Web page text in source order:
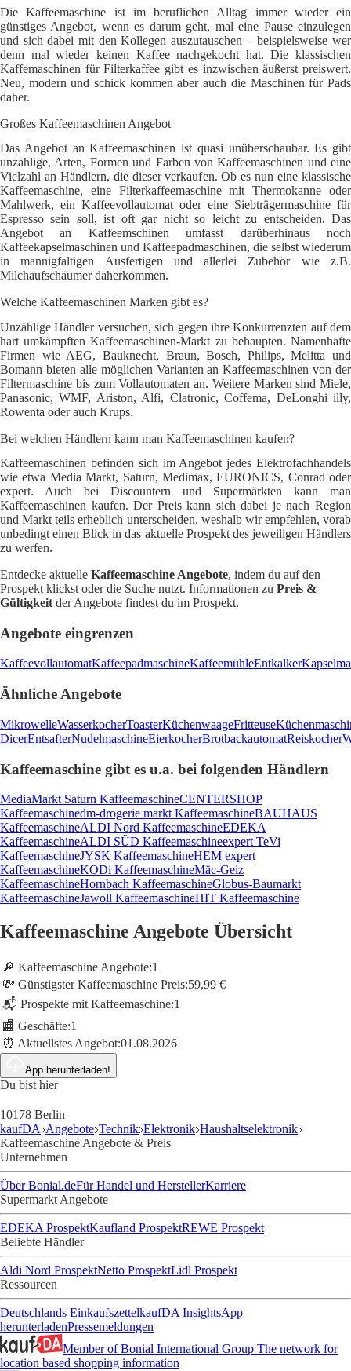
Die Kaffeemaschine ist im beruflichen Alltag immer wieder ein
günstiges Angebot, wenn es darum geht, mal eine Pause einzulegen
und sich dabei mit den Kollegen auszutauschen – beispielsweise wer
denn mal wieder keinen Kaffee nachgekocht hat. Die klassischen
Kaffemaschinen für Filterkaffee gibt es inzwischen äußerst preiswert.
Neu, modern und schick kommen aber auch die Maschinen für Pads
daher.
Großes Kaffeemaschinen Angebot
Das Angebot an Kaffeemaschinen ist quasi unüberschaubar. Es gibt
unzählige, Arten, Formen und Farben von Kaffeemaschinen und eine
Vielzahl an Händlern, die dieser verkaufen. Ob es nun eine klassische
Kaffeemaschine, eine Filterkaffeemaschine mit Thermokanne oder
Mahlwerk, ein Kaffeevollautomat oder eine Siebträgermaschine für
Espresso sein soll, ist oft gar nicht so leicht zu entscheiden. Das
Angebot an Kaffeemschinen umfasst darüberhinaus noch
Kaffeekapselmaschinen und Kaffeepadmaschinen, die selbst wiederum
in mannigfaltigen Ausfertigen und allerlei Zubehör wie z.B.
Milchaufschäumer daherkommen.
Welche Kaffeemaschinen Marken gibt es?
Unzählige Händler versuchen, sich gegen ihre Konkurrenzten auf dem
hart umkämpften Kaffeemaschinen-Markt zu behaupten. Namenhafte
Firmen wie AEG, Bauknecht, Braun, Bosch, Philips, Melitta und
Bomann bieten alle möglichen Varianten an Kaffeemaschinen von der
Filtermaschine bis zum Vollautomaten an. Weitere Marken sind Miele,
Panasonic, WMF, Ariston, Alfi, Clatronic, Coffema, DeLonghi illy,
Rowenta oder auch Krups.
Bei welchen Händlern kann man Kaffeemaschinen kaufen?
Kaffeemaschinen befinden sich im Angebot jedes Elektrofachhandels
wie etwa Media Markt, Saturn, Medimax, EURONICS, Conrad oder
expert. Auch bei Discountern und Supermärkten kann man
Kaffeemaschinen kaufen. Der Preis kann sich dabei je nach Region
und Markt teils erheblich unterscheiden, weshalb wir empfehlen, vorab
unbedingt einen Blick in das aktuelle Prospekt des jeweiligen Händlers
zu werfen.
Entdecke aktuelle Kaffeemaschine Angebote, indem du auf den
Prospekt klickst oder die Suche nutzt. Informationen zu Preis &
Gültigkeit der Angebote findest du im Prospekt.
Angebote eingrenzen
KaffeevollautomatKaffeepadmaschineKaffeemühleEntkalker
Ähnliche Angebote
MikrowelleWasserkocherToasterKüchenwaageFritteuse
DicerEntsafterNudelmaschineEierkocherBrotbackautomatReiskocher
Kaffeemaschine gibt es u.a. bei folgenden Händlern
MediaMarkt Saturn KaffeemaschineCENTERSHOP
Kaffeemaschinedm-drogerie markt KaffeemaschineBAUHAUS
KaffeemaschineALDI Nord KaffeemaschineEDEKA
KaffeemaschineALDI SÜD Kaffeemaschineexpert TeVi
KaffeemaschineJYSK KaffeemaschineHEM expert
KaffeemaschineKODi KaffeemaschineMäc-Geiz
KaffeemaschineHornbach KaffeemaschineGlobus-Baumarkt
KaffeemaschineJawoll KaffeemaschineHIT Kaffeemaschine
Kaffeemaschine Angebote Übersicht
🔎 Kaffeemaschine Angebote:1
💸 Günstigster Kaffeemaschine Preis:59,99 €
📬 Prospekte mit Kaffeemaschine:1
🏬 Geschäfte:1
⏰ Aktuellstes Angebot:01.08.2026
App herunterladen!
Du bist hier
10178 Berlin
kaufDA Angebote Technik Elektronik Haushaltselektronik
Kaffeemaschine Angebote & Preis
Unternehmen
Über Bonial.deFür Handel und HerstellerKarriere
Supermarkt Angebote
EDEKA ProspektKaufland ProspektREWE Prospekt
Beliebte Händler
Aldi Nord ProspektNetto ProspektLidl Prospekt
Ressourcen
Deutschlands EinkaufszettelkaufDA InsightsApp
herunterladenPressemeldungen
Member of Bonial International Group The network for
location based shopping information